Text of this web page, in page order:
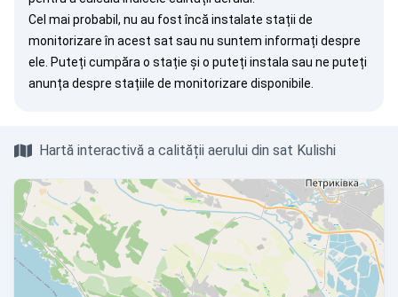
Cel mai probabil, nu au fost încă instalate stații de
monitorizare în acest sat sau nu suntem informați despre
ele. Puteți cumpăra o stație și o puteți instala sau ne puteți
anunța despre stațiile de monitorizare disponibile.
Hartă interactivă a calității aerului din sat Kulishi